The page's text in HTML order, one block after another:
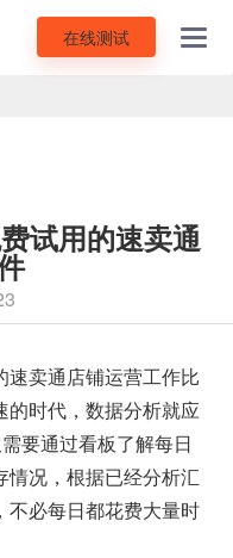
在线测试
试用的速卖通
卖通店铺运营工作比
的时代，数据分析就应
要通过看板了解每日
况，根据已经分析汇
不必每日都花费大量时